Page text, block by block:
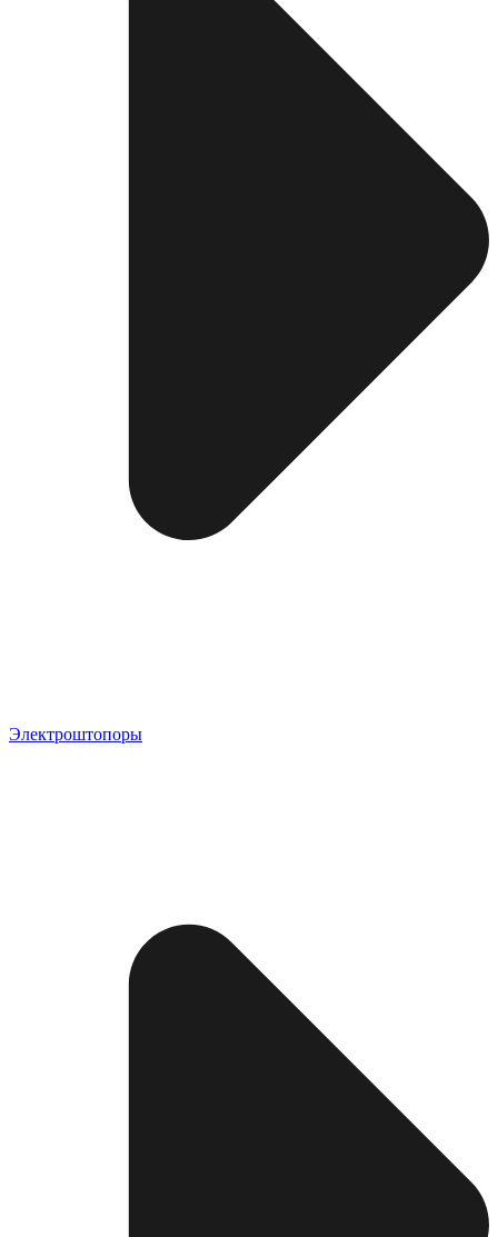
Электроштопоры